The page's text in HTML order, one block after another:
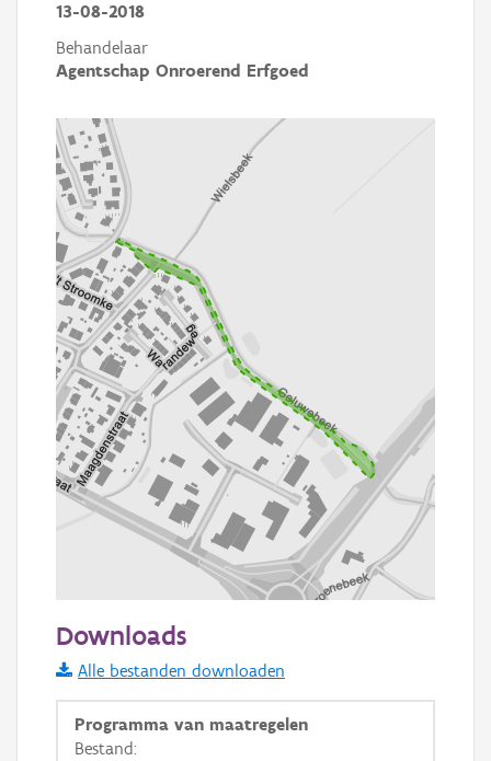
13-08-2018
Behandelaar
Agentschap Onroerend Erfgoed
Informatie Vlaanderen
i
Downloads
Alle bestanden downloaden
Programma van maatregelen
Bestand: